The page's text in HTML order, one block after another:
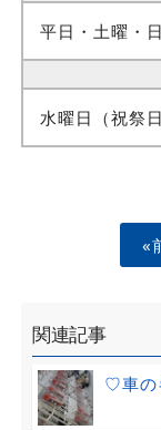
平日・土曜・
水曜日（祝祭
«
関連記事
♡車の